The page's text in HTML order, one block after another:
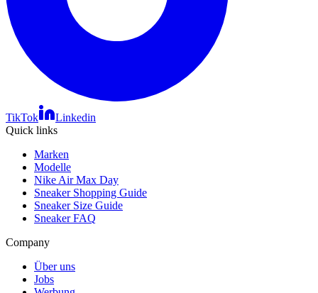
TikTok
Linkedin
Quick links
Marken
Modelle
Nike Air Max Day
Sneaker Shopping Guide
Sneaker Size Guide
Sneaker FAQ
Company
Über uns
Jobs